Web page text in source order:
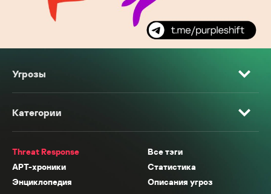
Угрозы
Категории
Threat Response
Все тэги
APT-хроники
Статистика
Энциклопедия
Описания угроз